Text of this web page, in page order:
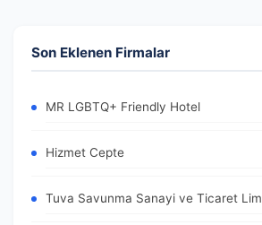
Son Eklenen Firmalar
MR LGBTQ+ Friendly Hotel
Hizmet Cepte
Tuva Savunma Sanayi ve Ticaret